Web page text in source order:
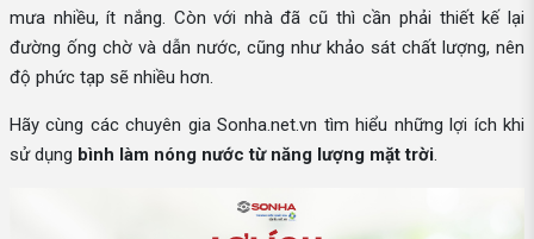
mưa nhiều, ít nắng. Còn với nhà đã cũ thì cần phải thiết kế lại
đường ống chờ và dẫn nước, cũng như khảo sát chất lượng, nên
độ phức tạp sẽ nhiều hơn.
Hãy cùng các chuyên gia Sonha.net.vn tìm hiểu những lợi ích khi
sử dụng bình làm nóng nước từ năng lượng mặt trời.